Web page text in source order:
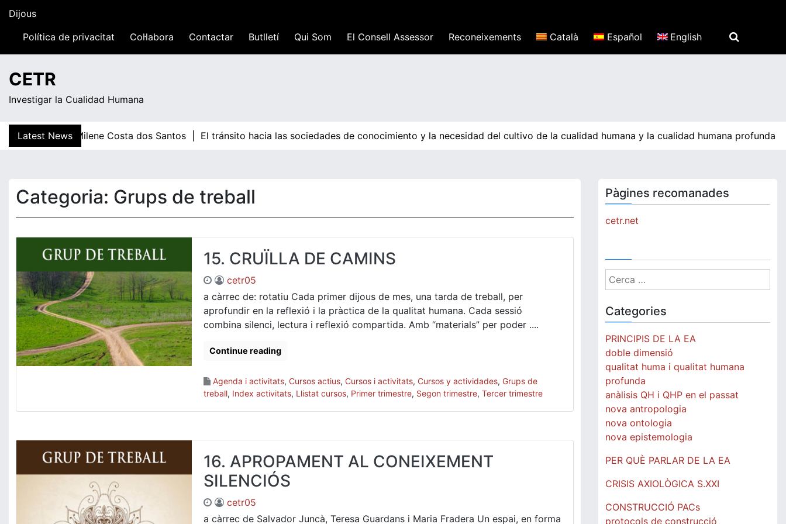
content
Dijous
23:30Política de privacitat Col·labora Contactar Butlletí Qui Som El Consell Assessor Reconeixements Català Español English
CETR
Investigar la Cualidad Humana
Latest NewsMilene Costa dos Santos | El tránsito hacia las sociedades de conocimiento y la necesidad del cultivo de la cualidad humana y la cualidad humana profunda
Categoria: Grups de treball
15. CRUÏLLA DE CAMINS
cetr05
a càrrec de: rotatiu Cada primer dijous de mes, una tarda de treball, per
aprofundir en la reflexió i la pràctica de la qualitat humana. Cada sessió
combina silenci, lectura i reflexió compartida. Amb “materials” per poder ....
Continue reading
Agenda i activitats, Cursos actius, Cursos i activitats, Cursos y actividades, Grups de
treball, Index activitats, Llistat cursos, Primer trimestre, Segon trimestre, Tercer trimestre
16. APROPAMENT AL CONEIXEMENT
SILENCIÓS
cetr05
a càrrec de Salvador Juncà, Teresa Guardans i Maria Fradera Un espai, en forma
Pàgines recomanades
cetr.net
Cerca:
Categories
PRINCIPIS DE LA EA
doble dimensió
qualitat huma i qualitat humana
profunda
anàlisis QH i QHP en el passat
nova antropologia
nova ontologia
nova epistemologia
PER QUÈ PARLAR DE LA EA
CRISIS AXIOLÒGICA S.XXI
CONSTRUCCIÓ PACs
protocols de construcció